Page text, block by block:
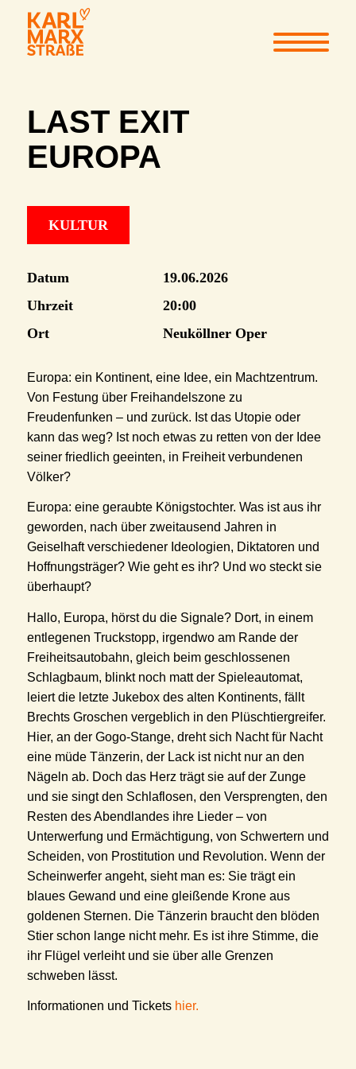
LAST EXIT
EUROPA
KULTUR
Datum
19.06.2026
Uhrzeit
20:00
Ort
Neuköllner Oper
Europa: ein Kontinent, eine Idee, ein Machtzentrum.
Von Festung über Freihandelszone zu
Freudenfunken – und zurück. Ist das Utopie oder
kann das weg? Ist noch etwas zu retten von der Idee
seiner friedlich geeinten, in Freiheit verbundenen
Völker?
Europa: eine geraubte Königstochter. Was ist aus ihr
geworden, nach über zweitausend Jahren in
Geiselhaft verschiedener Ideologien, Diktatoren und
Hoffnungsträger? Wie geht es ihr? Und wo steckt sie
überhaupt?
Hallo, Europa, hörst du die Signale? Dort, in einem
entlegenen Truckstopp, irgendwo am Rande der
Freiheitsautobahn, gleich beim geschlossenen
Schlagbaum, blinkt noch matt der Spieleautomat,
leiert die letzte Jukebox des alten Kontinents, fällt
Brechts Groschen vergeblich in den Plüschtiergreifer.
Hier, an der Gogo-Stange, dreht sich Nacht für Nacht
eine müde Tänzerin, der Lack ist nicht nur an den
Nägeln ab. Doch das Herz trägt sie auf der Zunge
und sie singt den Schlaflosen, den Versprengten, den
Resten des Abendlandes ihre Lieder – von
Unterwerfung und Ermächtigung, von Schwertern und
Scheiden, von Prostitution und Revolution. Wenn der
Scheinwerfer angeht, sieht man es: Sie trägt ein
blaues Gewand und eine gleißende Krone aus
goldenen Sternen. Die Tänzerin braucht den blöden
Stier schon lange nicht mehr. Es ist ihre Stimme, die
ihr Flügel verleiht und sie über alle Grenzen
schweben lässt.
Informationen und Tickets hier.